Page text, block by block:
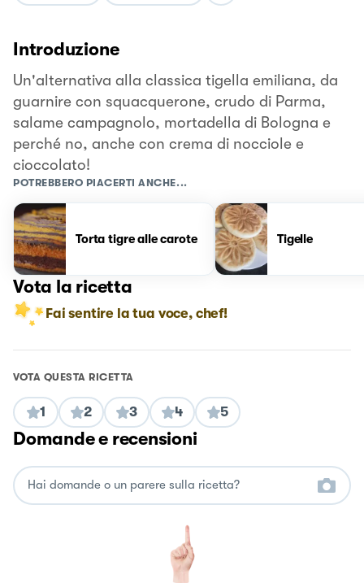
Introduzione
Un'alternativa alla classica tigella emiliana, da
guarnire con squacquerone, crudo di Parma,
salame campagnolo, mortadella di Bologna e
perché no, anche con crema di nocciole e
cioccolato!
POTREBBERO PIACERTI ANCHE...
Torta tigre alle carote Tigelle
Vota la ricetta
Fai sentire la tua voce, chef!
VOTA QUESTA RICETTA
1 2 3 4 5
Domande e recensioni